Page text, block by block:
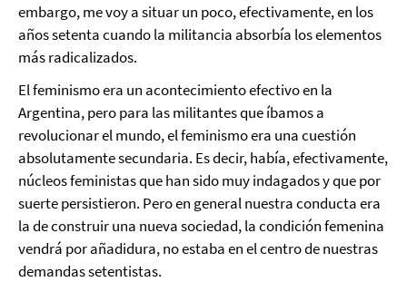
embargo, me voy a situar un poco, efectivamente, en los
años setenta cuando la militancia absorbía los elementos
más radicalizados.
El feminismo era un acontecimiento efectivo en la
Argentina, pero para las militantes que íbamos a
revolucionar el mundo, el feminismo era una cuestión
absolutamente secundaria. Es decir, había, efectivamente,
núcleos feministas que han sido muy indagados y que por
suerte persistieron. Pero en general nuestra conducta era
la de construir una nueva sociedad, la condición femenina
vendrá por añadidura, no estaba en el centro de nuestras
demandas setentistas.